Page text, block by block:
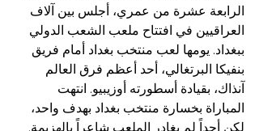
الرابعة عشرة من عمري، أجلس بين آلاف
العراقيين في افتتاح ملعب الشعب الدولي
ببغداد. يومها لعب منتخب بغداد أمام فريق
بنفيكا البرتغالي، أحد أعظم فرق العالم
آنذاك، بقيادة أسطورته أوزيبيو. انتهت
المباراة بخسارة منتخب بغداد بهدف واحد،
لكن أحداً لم يغادر الملعب شاعراً بالهزيمة.